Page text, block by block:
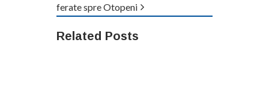
ferate spre Otopeni
Related Posts